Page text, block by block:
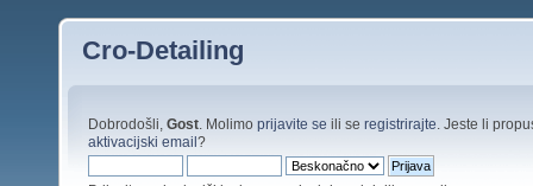
Cro-Detailing
Dobrodošli, Gost . Molimo prijavite se ili se registrirajte . Jeste li
aktivacijski email?